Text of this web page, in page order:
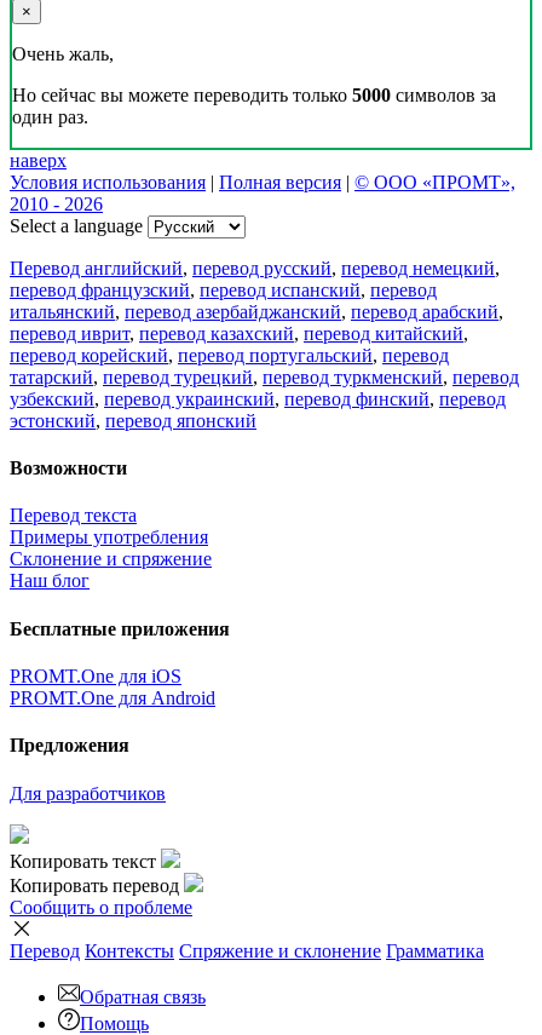
×
Очень жаль,
Но сейчас вы можете переводить только 5000 символов за
один раз.
наверх
Условия использования | Полная версия | © ООО «ПРОМТ»,
2010 - 2026
Select a language
Перевод английский, перевод русский, перевод немецкий,
перевод французский, перевод испанский, перевод
итальянский, перевод азербайджанский, перевод арабский,
перевод иврит, перевод казахский, перевод китайский,
перевод корейский, перевод португальский, перевод
татарский, перевод турецкий, перевод туркменский, перевод
узбекский, перевод украинский, перевод финский, перевод
эстонский, перевод японский
Возможности
Перевод текста
Примеры употребления
Склонение и спряжение
Наш блог
Бесплатные приложения
PROMT.One для iOS
PROMT.One для Android
Предложения
Для разработчиков
Копировать текст
Копировать перевод
Сообщить о проблеме
Перевод Контексты Спряжение и склонение Грамматика
Обратная связь
Помощь